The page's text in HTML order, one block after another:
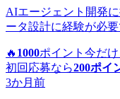
AIエージェント開発
ータ設計に経験が必要
🔥 1000ポイント 今だけ
初回応募なら200ポイ
3か月前